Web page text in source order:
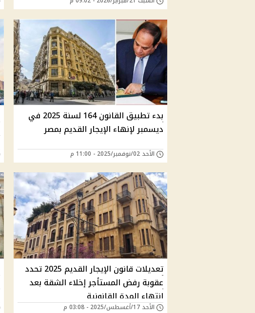
بدء تطبيق القانون 164 لسنة 2025 في
ديسمبر لإنهاء الإيجار القديم بمصر
الأحد 02/نوفمبر/2025 - 11:00 م
تعديلات قانون الإيجار القديم 2025 تحدد
عقوبة رفض المستأجر إخلاء الشقة بعد
انتهاء المدة القانونية
الأحد 17/أغسطس/2025 - 03:08 م